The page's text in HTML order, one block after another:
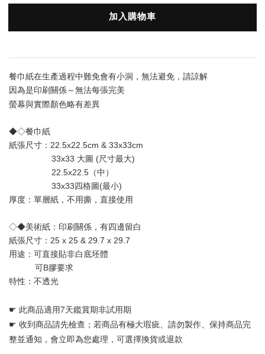
加入購物車
餐巾紙在生產過程中難免會有小洞，無法避免，請諒解
因為是印刷關係～無法每張完美
螢幕與實際顏色略有差異
◆◇餐巾紙
紙張尺寸：22.5x22.5cm & 33x33cm
                  33x33 大圖 (尺寸最大)
22.5x22.5（中）
33x33四格圖(最小)
厚度：單層紙 ，不用撕，直接使用
◇◆美術紙：印刷關係，有四邊留白
紙張尺寸：25 x 25 & 29.7 x 29.7
用途：可直接貼非白底坯體
可B膠要求
特性：不透光
☛ 此商品適用7天鑑賞期非試用期
☛ 收到商品請先檢查；若商品有極大瑕疵、請勿製作、保持商品完
整並通知，會立即為您處理，可選擇換貨或退款